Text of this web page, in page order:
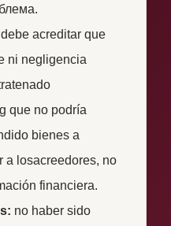
acreditar que
ni negligencia
que no podría
bienes a
a losacreedores, no
financiera.
no haber sido